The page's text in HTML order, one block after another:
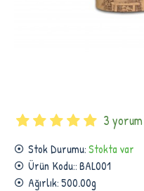
Stok Durumu:Stokta var
Ürün Kodu::BAL001
Ağırlık:500.00g
3 yorum